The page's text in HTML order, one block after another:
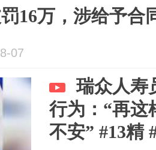
16万，涉给予合
07
瑞众人寿
行为：“再这
不安” #13精